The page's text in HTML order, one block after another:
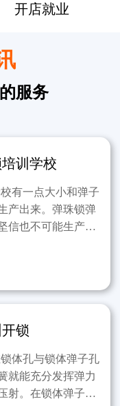
开店就业
服务
训学校
有一点大小和弹子
产出来。弹珠锁弹
信也不可能生产出
锁
体孔与锁体弹子孔
就能充分发挥弹力
射。在锁体弹子孔